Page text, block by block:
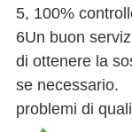
5, 100%
6Un buon
di ottenere la
se necessario.
problemi di